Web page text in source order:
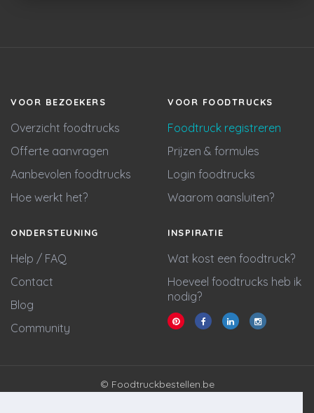
VOOR BEZOEKERS
Overzicht foodtrucks
Offerte aanvragen
Aanbevolen foodtrucks
Hoe werkt het?
VOOR FOODTRUCKS
Foodtruck registreren
Prijzen & formules
Login foodtrucks
Waarom aansluiten?
ONDERSTEUNING
Help / FAQ
Contact
Blog
Community
INSPIRATIE
Wat kost een foodtruck?
Hoeveel foodtrucks heb ik
nodig?
© Foodtruckbestellen.be